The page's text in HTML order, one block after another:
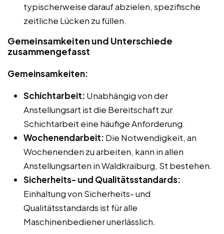
typischerweise darauf abzielen, spezifische
zeitliche Lücken zu füllen.
Gemeinsamkeiten und Unterschiede
zusammengefasst
Gemeinsamkeiten:
Schichtarbeit: Unabhängig von der
Anstellungsart ist die Bereitschaft zur
Schichtarbeit eine häufige Anforderung.
Wochenendarbeit: Die Notwendigkeit, an
Wochenenden zu arbeiten, kann in allen
Anstellungsarten in Waldkraiburg, St bestehen.
Sicherheits- und Qualitätsstandards:
Einhaltung von Sicherheits- und
Qualitätsstandards ist für alle
Maschinenbediener unerlässlich.